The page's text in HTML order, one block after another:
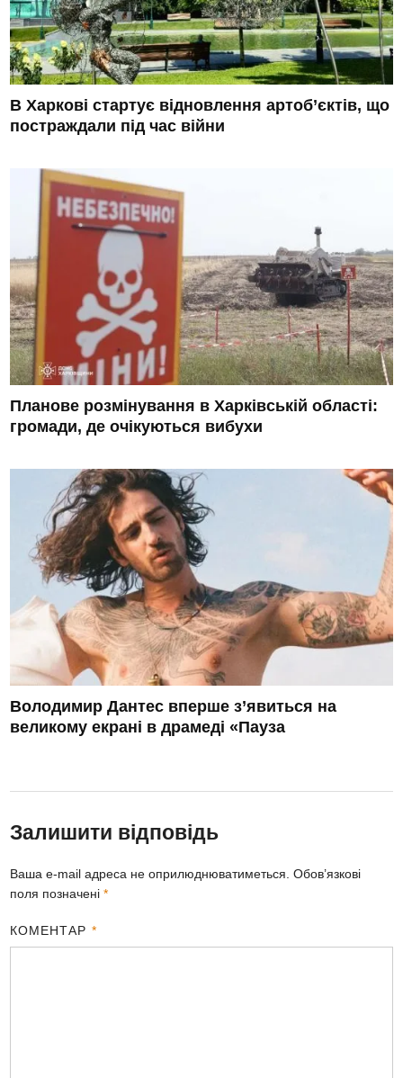
В Харкові стартує відновлення артоб’єктів, що
постраждали під час війни
Планове розмінування в Харківській області:
громади, де очікуються вибухи
Володимир Дантес вперше з’явиться на
великому екрані в драмеді «Пауза
Залишити відповідь
Ваша e-mail адреса не оприлюднюватиметься. Обов’язкові
поля позначені*
КОМЕНТАР *